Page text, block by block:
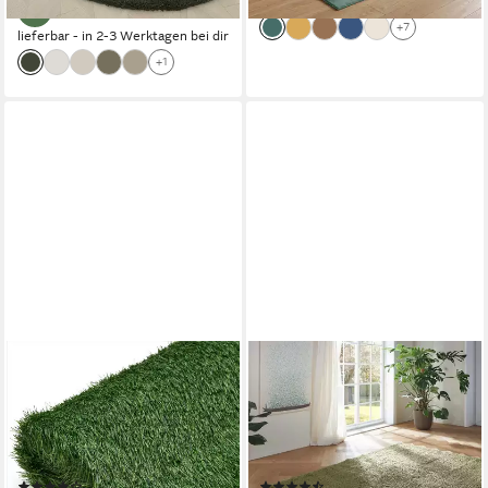
lieferbar - in 2-3 Werktagen bei dir
+1
+7
Kunstrasen VERDE,
rechteckig, Höhe: 40 mm, UV-
beständig, pflegeleicht,
wetterfest für Garten &
TARACARPET
Flokati-Teppich TaraCarpet
Flokati Premium
Langflorteppich Shaggy,
rechteckig, Höhe: 52 mm,